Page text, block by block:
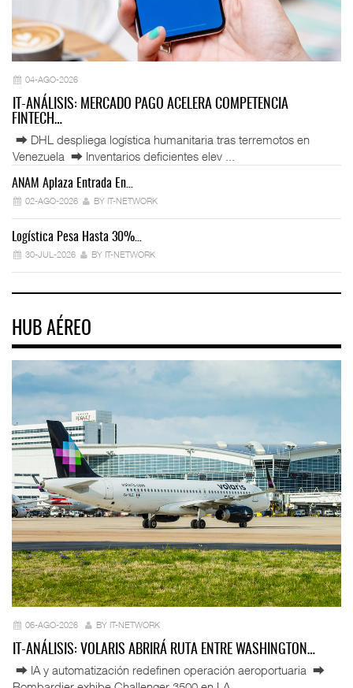
04-AGO-2026
IT-ANÁLISIS: MERCADO PAGO ACELERA COMPETENCIA
FINTECH…
⮕ DHL despliega logística humanitaria tras terremotos en
Venezuela ⮕ Inventarios deficientes elev ...
ANAM Aplaza Entrada En…
02-AGO-2026 BY IT-NETWORK
Logística Pesa Hasta 30%…
30-JUL-2026 BY IT-NETWORK
HUB AÉREO
06-AGO-2026 BY IT-NETWORK
IT-ANÁLISIS: VOLARIS ABRIRÁ RUTA ENTRE WASHINGTON…
⮕ IA y automatización redefinen operación aeroportuaria ⮕